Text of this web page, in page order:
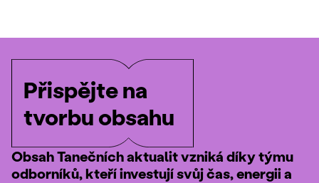
Přispějte na
tvorbu obsahu
Obsah Tanečních aktualit vzniká díky týmu
odborníků, kteří investují svůj čas, energii a